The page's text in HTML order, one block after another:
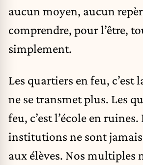
aucun moyen, aucun
comprendre, pour l’être,
simplement.
Les quartiers en feu, c’est
ne se transmet plus. Les
feu, c’est l’école en ruines.
institutions ne sont
aux élèves. Nos multiples